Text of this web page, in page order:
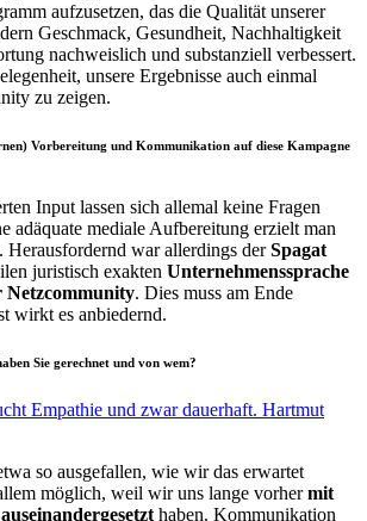
aufzusetzen, das die Qualität unserer
Geschmack, Gesundheit, Nachhaltigkeit
nachweislich und substanziell verbessert.
unsere Ergebnisse auch einmal
zu zeigen.
Vorbereitung und Kommunikation auf diese Kampagne
Input lassen sich allemal keine Fragen
adäquate mediale Aufbereitung erzielt man
Herausfordernd war allerdings derSpagat
juristisch exakten Unternehmenssprache
Netzcommunity. Dies muss am Ende
wirkt es anbiedernd.
Sie gerechnet und von wem?
Empathie und zwar dauerhaft. Hartmut
so ausgefallen, wie wir das erwartet
möglich, weil wir uns lange vorhermit
haben. Kommunikation